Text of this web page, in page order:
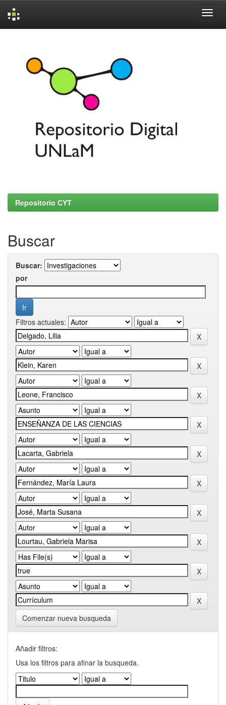
Repositorio CYT
Buscar
Buscar:
por
Filtros actuales:
Comenzar nueva busqueda
Añadir filtros:
Usa los filtros para afinar la busqueda.